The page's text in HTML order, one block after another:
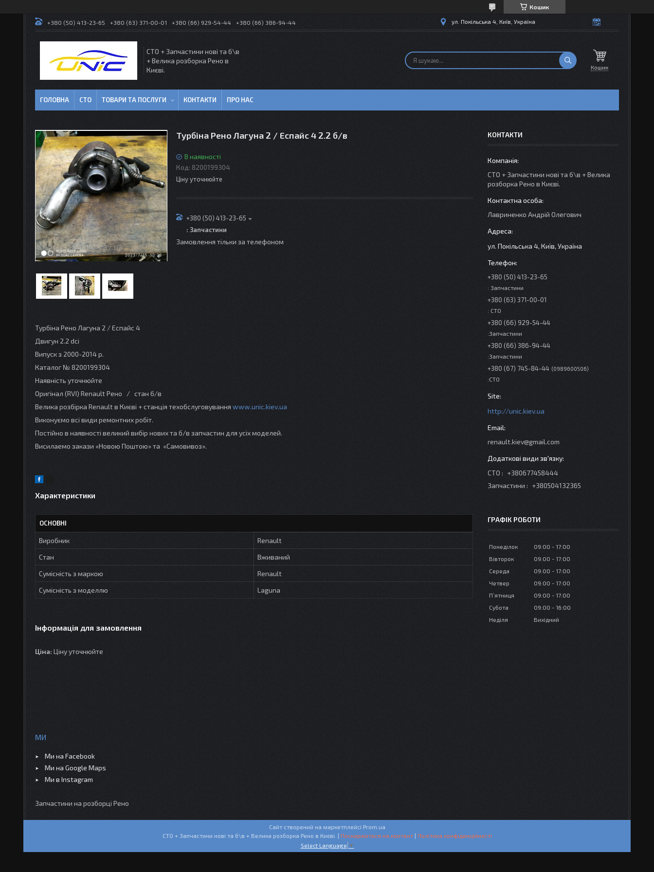
Кошик
+380 (50) 413-23-65 +380 (63) 371-00-01 +380 (66) 929-54-44 +380 (66) 386-94-44 ул. Покільська 4, Київ, Україна
СТО + Запчастини нові та б\в
+ Велика розборка Рено в
Києві.
Кошик
ГОЛОВНА СТО ТОВАРИ ТА ПОСЛУГИ КОНТАКТИ ПРО НАС
Турбіна Рено Лагуна 2 / Еспайс 4 2.2 б/в
В наявності
Код: 8200199304
Ціну уточнюйте
+380 (50) 413-23-65
: Запчастини
Замовлення тільки за телефоном
Турбіна Рено Лагуна 2 / Еспайс 4
Двигун 2.2 dсi
Випуск з 2000-2014 р.
Каталог № 8200199304
Наявність уточнюйте
Оригінал (RVI) Renault Рено / стан б/в
Велика розбірка Renault в Києві + станція техобслуговування www.unic.kiev.ua
Виконуємо всі види ремонтних робіт.
Постійно в наявності великий вибір нових та б/в запчастин для усіх моделей.
Висилаемо закази «Новою Поштою» та «Самовивоз».
Характеристики
ОСНОВНІ
Виробник
Renault
Стан
Вживаний
Сумісність з маркою
Renault
Сумісність з моделлю
Laguna
Інформація для замовлення
Ціна: Ціну уточнюйте
КОНТАКТИ
СТО + Запчастини нові та б\в + Велика
розборка Рено в Києві.
Лавриненко Андрій Олегович
ул. Покільська 4, Київ, Україна
+380 (50) 413-23-65
: Запчастини
+380 (63) 371-00-01
: СТО
+380 (66) 929-54-44
:Запчастини
+380 (66) 386-94-44
:Запчастини
+380 (67) 745-84-44 0989600506
:СТО
http://unic.kiev.ua
renault.kiev@gmail.com
СТО
+380677458444
Запчастини
+380504132365
ГРАФІК РОБОТИ
Понеділок 09:00
17:00
Вівторок
09:00
17:00
Середа
09:00
17:00
Четвер
09:00
17:00
Пʼятниця
09:00
17:00
Субота
09:00
16:00
Неділя
Вихідний
МИ
Ми на Facebook
Ми на Google Maps
Ми в Instagram
Запчастини на розборці Рено
Сайт створений на маркетплейсі Prom.ua
СТО + Запчастини нові та б\в + Велика розборка Рено в Києві. | Поскаржитися на контент | Політика конфіденційності
Select Language ▼